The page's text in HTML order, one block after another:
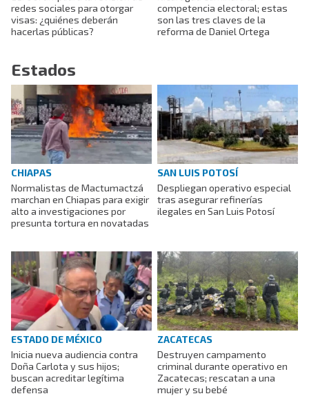
redes sociales para otorgar
visas: ¿quiénes deberán
hacerlas públicas?
competencia electoral; estas
son las tres claves de la
reforma de Daniel Ortega
Estados
CHIAPAS
Normalistas de Mactumactzá
marchan en Chiapas para exigir
alto a investigaciones por
presunta tortura en novatadas
SAN LUIS POTOSÍ
Despliegan operativo especial
tras asegurar refinerías
ilegales en San Luis Potosí
ESTADO DE MÉXICO
Inicia nueva audiencia contra
Doña Carlota y sus hijos;
buscan acreditar legítima
defensa
ZACATECAS
Destruyen campamento
criminal durante operativo en
Zacatecas; rescatan a una
mujer y su bebé